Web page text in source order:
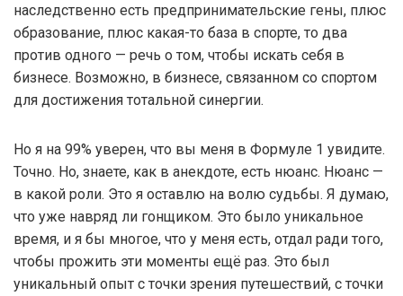
наследственно есть предпринимательские гены, плюс
образование, плюс какая-то база в спорте, то два
против одного — речь о том, чтобы искать себя в
бизнесе. Возможно, в бизнесе, связанном со спортом
для достижения тотальной синергии.
Но я на 99% уверен, что вы меня в Формуле 1 увидите.
Точно. Но, знаете, как в анекдоте, есть нюанс. Нюанс —
в какой роли. Это я оставлю на волю судьбы. Я думаю,
что уже навряд ли гонщиком. Это было уникальное
время, и я бы многое, что у меня есть, отдал ради того,
чтобы прожить эти моменты ещё раз. Это был
уникальный опыт с точки зрения путешествий, с точки